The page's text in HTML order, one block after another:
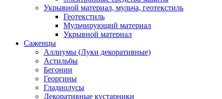
Укрывной материал, мульча, геотекстиль
Геотекстиль
Мульчирующий материал
Укрывной материал
Саженцы
Аллиумы (Луки декоративные)
Астильбы
Бегонии
Георгины
Гладиолусы
Декоративные кустарники